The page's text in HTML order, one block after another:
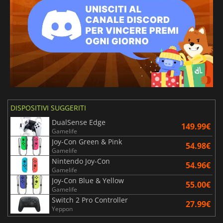
Arabo
Spagnolo messicano
DISPOSITIVI SUGGERITI
DualSense Edge
Gamelife 149.99€
Joy-Con Green & Pink
Gamelife 54.98€
Nintendo Joy-Con
Gamelife 54.96€
Joy-Con Blue & Yellow
Gamelife 55.00€
Switch 2 Pro Controller
Yeppon 27.99€